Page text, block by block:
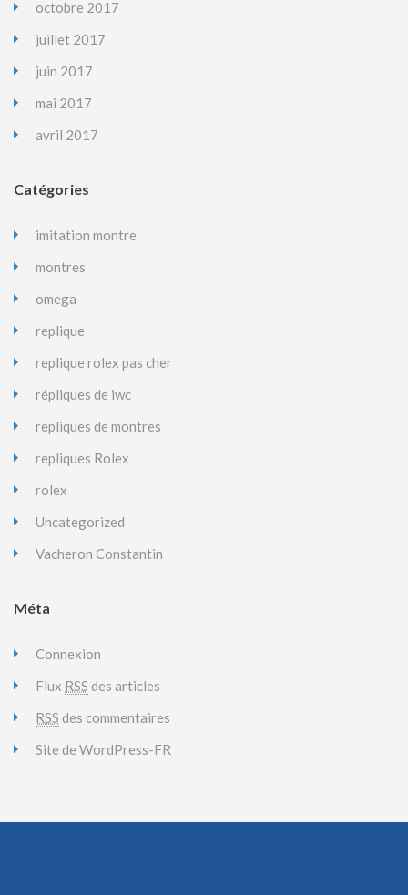
octobre 2017
juillet 2017
juin 2017
mai 2017
avril 2017
Catégories
imitation montre
montres
omega
replique
replique rolex pas cher
répliques de iwc
repliques de montres
repliques Rolex
rolex
Uncategorized
Vacheron Constantin
Méta
Connexion
Flux RSS des articles
RSS des commentaires
Site de WordPress-FR